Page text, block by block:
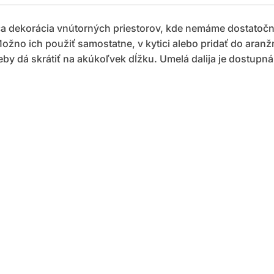
dekorácia vnútorných priestorov, kde nemáme
ich použiť samostatne, v kytici alebo pridať do
dá skrátiť na akúkoľvek dĺžku. Umelá dalija je